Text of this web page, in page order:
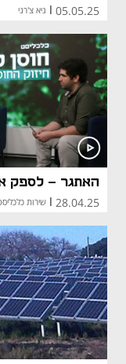
05.05.25 גיא צ'רני
האתגר - לספק
28.04.25 שירות